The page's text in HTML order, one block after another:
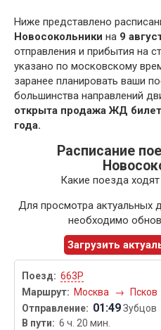
Ниже представлено
Новосокольники на 9
отправления и прибытия на
указано по московскому
заранее планировать ваши
большинства направлений
открыта продажа ЖД
года.
Расписание
Какие поезда
Для просмотра актуальных
необходимо
Загрузить
663Р
Москва
→ Псков
01:49Зубцов
6 ч. 20 мин.